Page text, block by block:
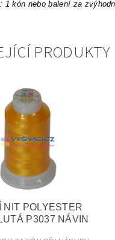
1 kón nebo balení za
PRODUKTY
NIT POLYESTER
P3037 NÁVIN